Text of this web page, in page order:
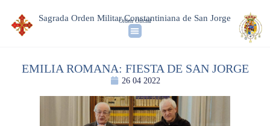
Sagrada Orden Militar Constantiniana de San Jorge
Orden Oficial
EMILIA ROMANA: FIESTA DE SAN JORGE
26 04 2022